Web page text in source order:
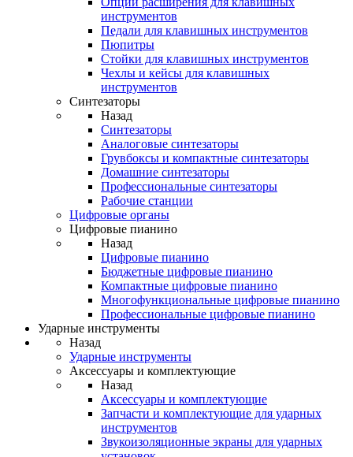
инструментов
Педали для клавишных инструментов
Пюпитры
Стойки для клавишных инструментов
Чехлы и кейсы для клавишных
инструментов
Синтезаторы
Назад
Синтезаторы
Аналоговые синтезаторы
Грувбоксы и компактные синтезаторы
Домашние синтезаторы
Профессиональные синтезаторы
Рабочие станции
Цифровые органы
Цифровые пианино
Назад
Цифровые пианино
Бюджетные цифровые пианино
Компактные цифровые пианино
Многофункциональные цифровые пианино
Профессиональные цифровые пианино
Ударные инструменты
Назад
Ударные инструменты
Аксессуары и комплектующие
Назад
Аксессуары и комплектующие
Запчасти и комплектующие для ударных
инструментов
Звукоизоляционные экраны для ударных